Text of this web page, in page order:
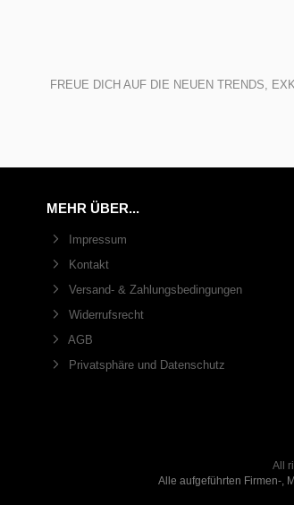
FREUE DICH AUF DIE NEUEN TRENDS,
MEHR ÜBER...
Impressum
Kontakt
Versand- & Zahlungsbedingungen
Widerrufsrecht
AGB
Privatsphäre und Datenschutz
All
Alle aufgeführten Firmen-,